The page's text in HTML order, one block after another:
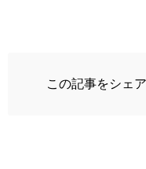
この記事をシェ